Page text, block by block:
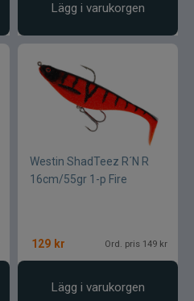
Lägg i varukorgen
Westin ShadTeez R´N R
16cm/55gr 1-p Fire
129 kr Ord. pris 149 kr
Lägg i varukorgen